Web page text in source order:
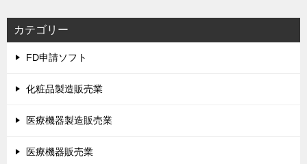
カテゴリー
FD申請ソフト
化粧品製造販売業
医療機器製造販売業
医療機器販売業